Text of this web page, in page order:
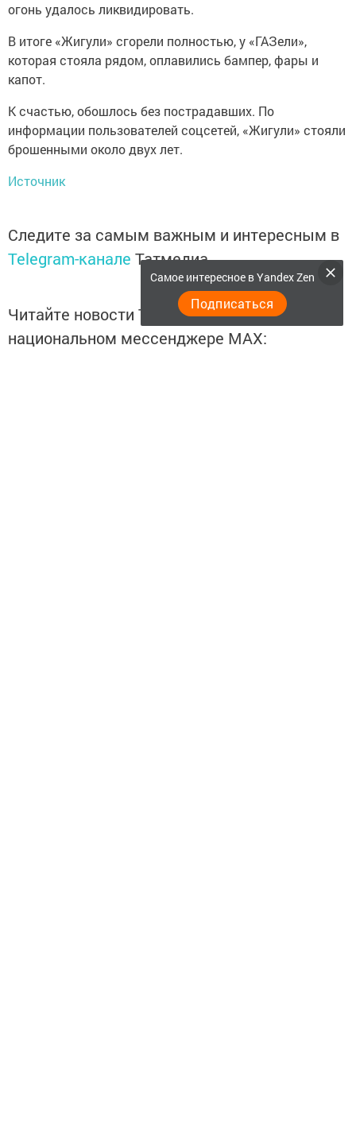
огонь удалось ликвидировать.
В итоге «Жигули» сгорели полностью, у «ГАЗели»,
которая стояла рядом, оплавились бампер, фары и
капот.
К счастью, обошлось без пострадавших. По
информации пользователей соцсетей, «Жигули» стояли
брошенными около двух лет.
Источник
Следите за самым важным и интересным в
Telegram-канале Татмедиа
Читайте новости Татарстана в
национальном мессенджере MАХ:
Самое интересное в Yandex Zen
Подписаться